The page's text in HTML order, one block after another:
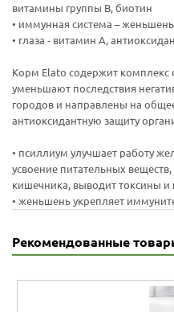
витамины группы В, биотин
• иммунная система –
• глаза - витамин А,
Корм Elato содержит комплекс
уменьшают последствия
городов и направлены на
антиоксидантную защиту
• псиллиум улучшает работу
усвоение питательных
кишечника, выводит токсины и
• женьшень укрепляет
Рекомендованные